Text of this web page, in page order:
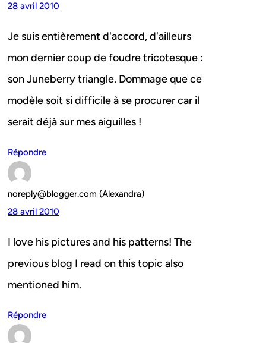
28 avril 2010
Je suis entièrement d'accord, d'ailleurs
mon dernier coup de foudre tricotesque :
son Juneberry triangle. Dommage que ce
modèle soit si difficile à se procurer car il
serait déjà sur mes aiguilles !
Répondre
noreply@blogger.com (Alexandra)
28 avril 2010
I love his pictures and his patterns! The
previous blog I read on this topic also
mentioned him.
Répondre